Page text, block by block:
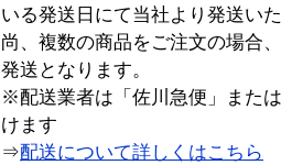
いる発送日にて当社より発送い
尚、複数の商品をご注文の場合
発送となります。
※配送業者は「佐川急便」また
けます
⇒配送について詳しくはこちら